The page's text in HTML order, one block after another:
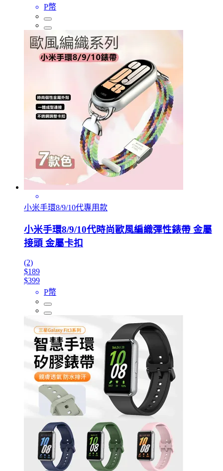
P幣
小米手環8/9/10代專用款
小米手環8/9/10代時尚歐風編織彈性錶帶 金屬
接頭 金屬卡扣
(2)
$189
$399
P幣